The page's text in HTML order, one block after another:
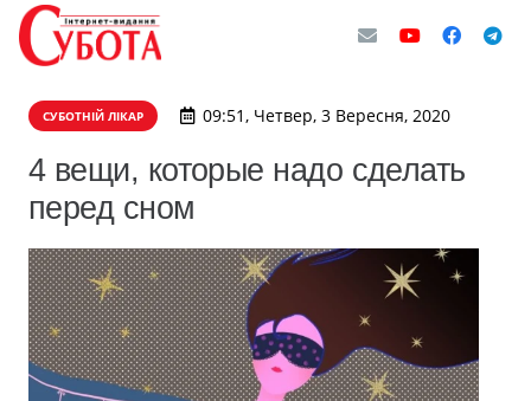
СУБОТНІЙ ЛІКАР 09:51, Четвер, 3 Вересня, 2020
4 вещи, которые надо сделать
перед сном